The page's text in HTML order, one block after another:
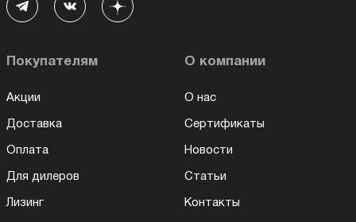
Покупателям
Акции
Доставка
Оплата
Для дилеров
Лизинг
О компании
О нас
Сертификаты
Новости
Статьи
Контакты